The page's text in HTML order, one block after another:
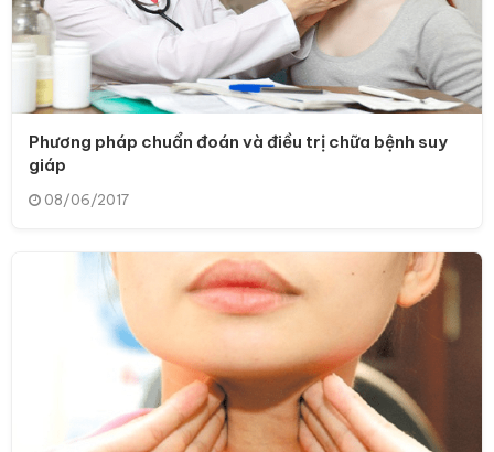
Phương pháp chuẩn đoán và điều trị chữa bệnh suy
giáp
08/06/2017